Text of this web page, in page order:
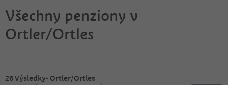
Všechny penziony v
Ortler/Ortles
26Výsledky- Ortler/Ortles